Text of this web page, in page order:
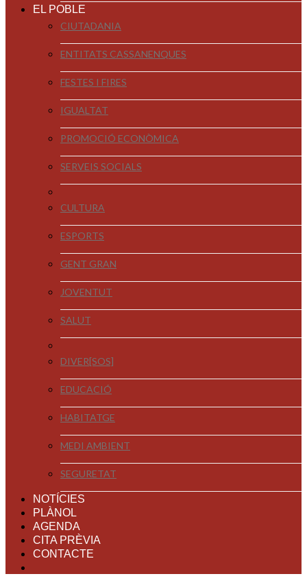
EL POBLE
CIUTADANIA
ENTITATS CASSANENQUES
FESTES I FIRES
IGUALTAT
PROMOCIÓ ECONÒMICA
SERVEIS SOCIALS
CULTURA
ESPORTS
GENT GRAN
JOVENTUT
SALUT
DIVER[SOS]
EDUCACIÓ
HABITATGE
MEDI AMBIENT
SEGURETAT
NOTÍCIES
PLÀNOL
AGENDA
CITA PRÈVIA
CONTACTE